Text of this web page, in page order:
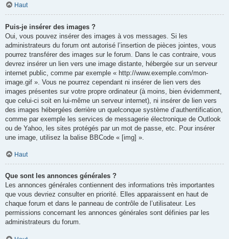
Haut
Puis-je insérer des images ?
Oui, vous pouvez insérer des images à vos messages. Si les
administrateurs du forum ont autorisé l’insertion de pièces jointes, vous
pourrez transférer des images sur le forum. Dans le cas contraire, vous
devrez insérer un lien vers une image distante, hébergée sur un serveur
internet public, comme par exemple « http://www.exemple.com/mon-
image.gif ». Vous ne pourrez cependant ni insérer de lien vers des
images présentes sur votre propre ordinateur (à moins, bien évidemment,
que celui-ci soit en lui-même un serveur internet), ni insérer de lien vers
des images hébergées derrière un quelconque système d’authentification,
comme par exemple les services de messagerie électronique de Outlook
ou de Yahoo, les sites protégés par un mot de passe, etc. Pour insérer
une image, utilisez la balise BBCode « [img] ».
Haut
Que sont les annonces générales ?
Les annonces générales contiennent des informations très importantes
que vous devriez consulter en priorité. Elles apparaissent en haut de
chaque forum et dans le panneau de contrôle de l’utilisateur. Les
permissions concernant les annonces générales sont définies par les
administrateurs du forum.